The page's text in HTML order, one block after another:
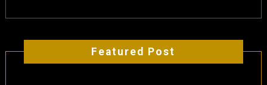
Featured Post